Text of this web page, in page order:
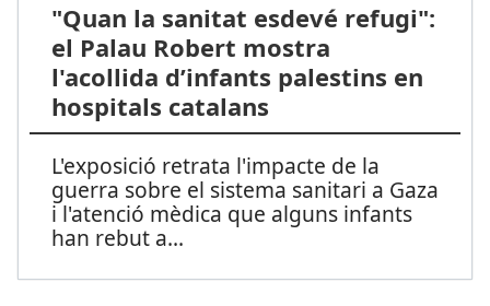
"Quan la sanitat esdevé refugi":
el Palau Robert mostra
l'acollida d’infants palestins en
hospitals catalans
L'exposició retrata l'impacte de la
guerra sobre el sistema sanitari a Gaza
i l'atenció mèdica que alguns infants
han rebut a...